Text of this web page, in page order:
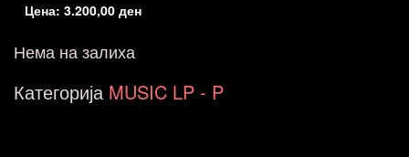
Цена: 3.200,00 ден
Нема на залиха
Категорија MUSIC LP - P